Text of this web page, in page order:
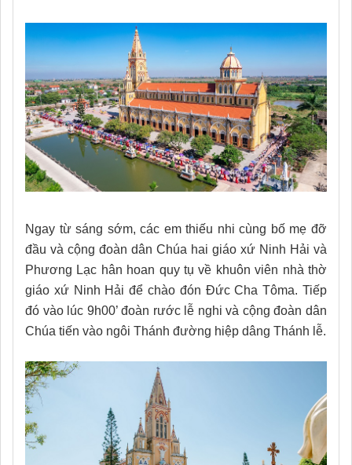
Ngay từ sáng sớm, các em thiếu nhi cùng bố mẹ đỡ
đầu và cộng đoàn dân Chúa hai giáo xứ Ninh Hải và
Phương Lạc hân hoan quy tụ về khuôn viên nhà thờ
giáo xứ Ninh Hải để chào đón Đức Cha Tôma. Tiếp
đó vào lúc 9h00’ đoàn rước lễ nghi và cộng đoàn dân
Chúa tiến vào ngôi Thánh đường hiệp dâng Thánh lễ.